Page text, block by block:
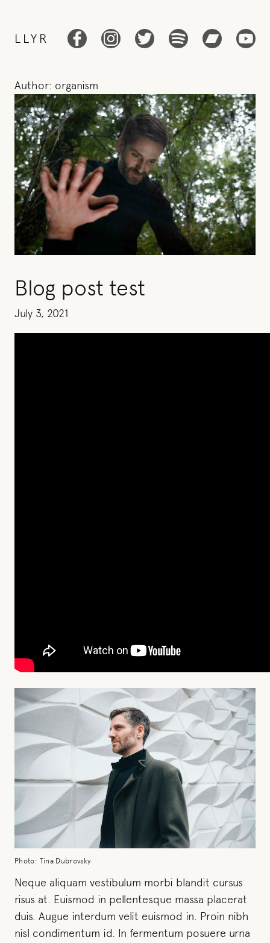
LLYR
Author: organism
Blog post test
July 3, 2021
Photo: Tina Dubrovsky
Neque aliquam vestibulum morbi blandit cursus
risus at. Euismod in pellentesque massa placerat
duis. Augue interdum velit euismod in. Proin nibh
nisl condimentum id. In fermentum posuere urna